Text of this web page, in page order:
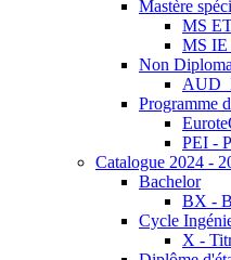
Mastère
MS
MS IE
Non
Programme
PEI -
Catalogue 2024 -
Bachelor
BX -
Cycle
X -